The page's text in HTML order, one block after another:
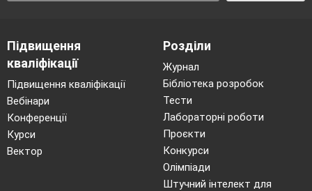
Підвищення
кваліфікації
Підвищення кваліфікації
Вебінари
Конференції
Курси
Вектор
Розділи
Журнал
Бібліотека розробок
Тести
Лабораторні роботи
Проєкти
Конкурси
Олімпіади
Штучний інтелект для